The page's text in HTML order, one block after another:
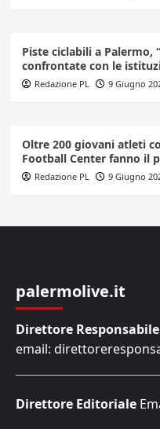
Piste ciclabili a Palermo,
confrontate con le
Redazione PL 9 Giugno
Oltre 200 giovani atleti
Football Center fanno il
Redazione PL 9 Giugno
palermolive.it
Direttore Responsabile
email:
Direttore Editoriale